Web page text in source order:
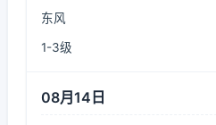
东风
1-3级
08月14日